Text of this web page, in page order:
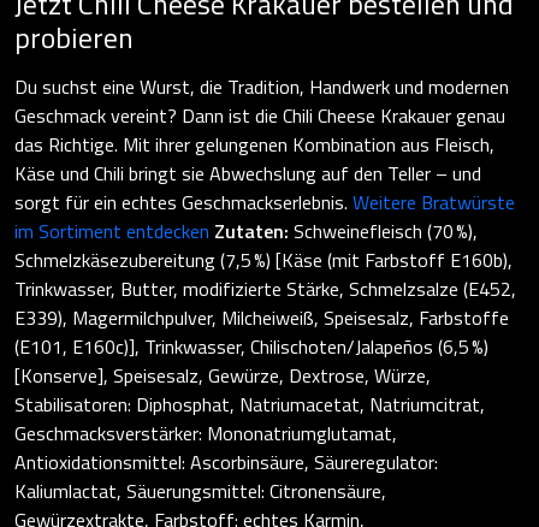
probieren
Du suchst eine Wurst, die Tradition, Handwerk und modernen
Geschmack vereint? Dann ist die Chili Cheese Krakauer genau
das Richtige. Mit ihrer gelungenen Kombination aus Fleisch,
Käse und Chili bringt sie Abwechslung auf den Teller – und
sorgt für ein echtes Geschmackserlebnis. Weitere Bratwürste
im Sortiment entdecken Zutaten: Schweinefleisch (70 %),
Schmelzkäsezubereitung (7,5 %) [Käse (mit Farbstoff E160b),
Trinkwasser, Butter, modifizierte Stärke, Schmelzsalze (E452,
E339), Magermilchpulver, Milcheiweiß, Speisesalz, Farbstoffe
(E101, E160c)], Trinkwasser, Chilischoten/Jalapeños (6,5 %)
[Konserve], Speisesalz, Gewürze, Dextrose, Würze,
Stabilisatoren: Diphosphat, Natriumacetat, Natriumcitrat,
Geschmacksverstärker: Mononatriumglutamat,
Antioxidationsmittel: Ascorbinsäure, Säureregulator:
Kaliumlactat, Säuerungsmittel: Citronensäure,
Gewürzextrakte, Farbstoff: echtes Karmin,